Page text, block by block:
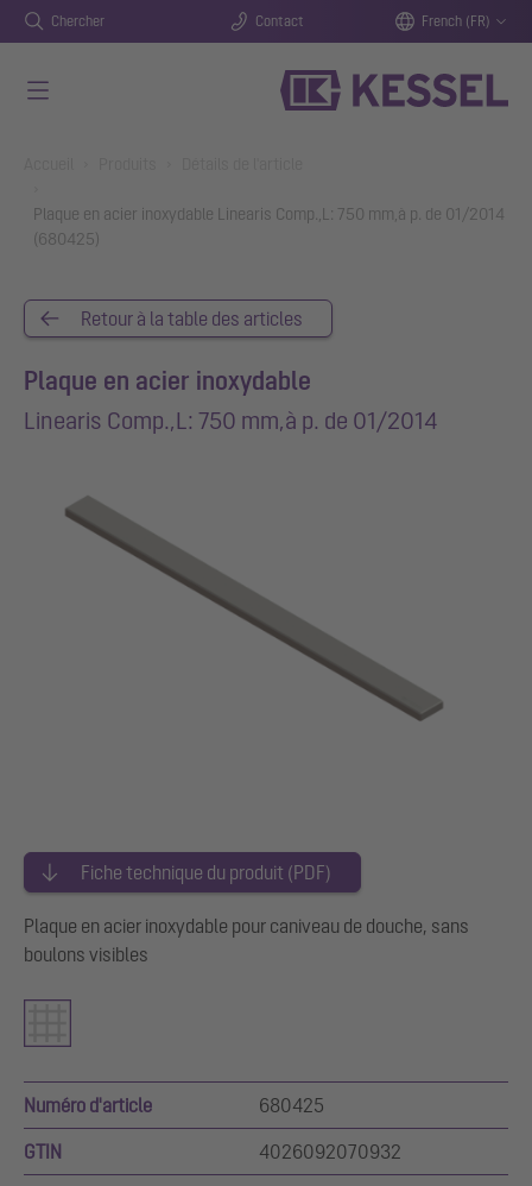
Chercher Contact French (FR)
Plaque en acier inoxydable Linearis Comp.,L: 750 mm,à p. de 01/2014
(680425)
Retour à la table des articles
Plaque en acier inoxydable
Linearis Comp.,L: 750 mm,à p. de 01/2014
Fiche technique du produit (PDF)
Plaque en acier inoxydable pour caniveau de douche, sans
boulons visibles
Numéro d'article 680425
GTIN 4026092070932